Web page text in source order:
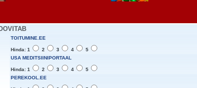
TOITUMINE.EE
Hinda: 1 2 3 4 5
USA MEDITSIINIPORTAAL
Hinda: 1 2 3 4 5
PEREKOOL.EE